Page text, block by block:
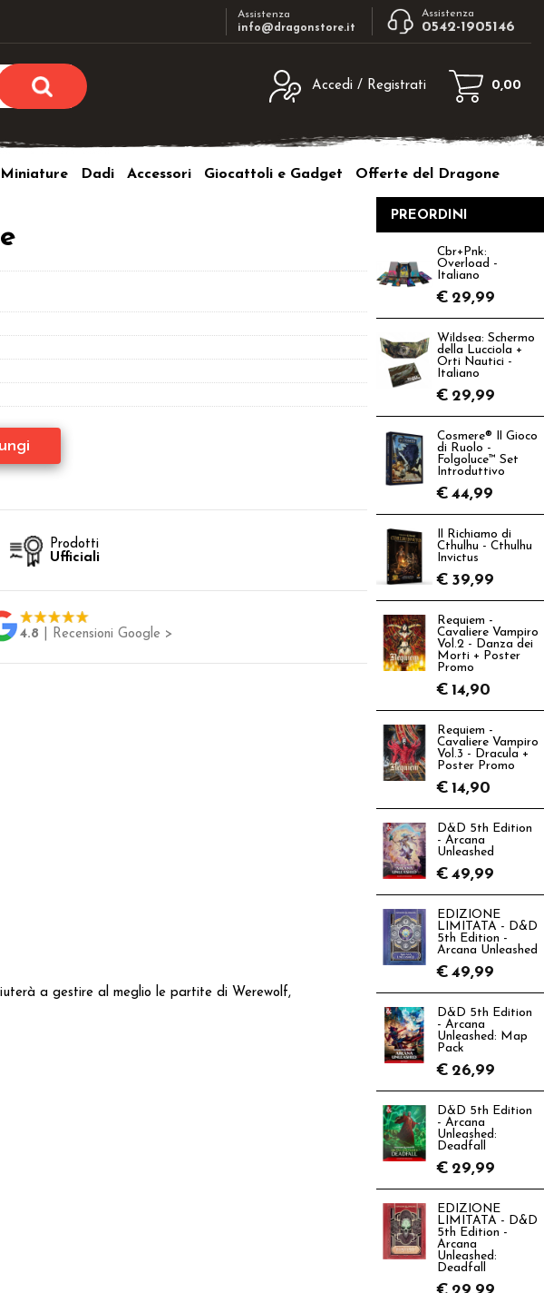
Assistenza
info@dragonstore.it
Assistenza
0542-1905146
Accedi / Registrati
utente e la password e poi clicca sul
Password:
sito clicca sul pulsante "Registrati"
0,00
Miniature Dadi Accessori Giocattoli e Gadget Offerte del Dragone
Prodotti
Ufficiali
4.8 | Recensioni Google >
a gestire al meglio le partite di Werewolf,
PREORDINI
Cbr+Pnk:
Overload -
Italiano
€ 29,99
Wildsea: Schermo
della Lucciola +
Orti Nautici -
Italiano
€ 29,99
Cosmere® Il Gioco
di Ruolo -
Folgoluce™ Set
Introduttivo
€ 44,99
Il Richiamo di
Cthulhu - Cthulhu
Invictus
€ 39,99
Requiem -
Cavaliere Vampiro
Vol.2 - Danza dei
Morti + Poster
Promo
€ 14,90
Requiem -
Cavaliere Vampiro
Vol.3 - Dracula +
Poster Promo
€ 14,90
D&D 5th Edition
- Arcana
Unleashed
€ 49,99
EDIZIONE
LIMITATA - D&D
5th Edition -
Arcana Unleashed
€ 49,99
D&D 5th Edition
- Arcana
Unleashed: Map
Pack
€ 26,99
D&D 5th Edition
- Arcana
Unleashed:
Deadfall
€ 29,99
EDIZIONE
LIMITATA - D&D
5th Edition -
Arcana
Unleashed:
Deadfall